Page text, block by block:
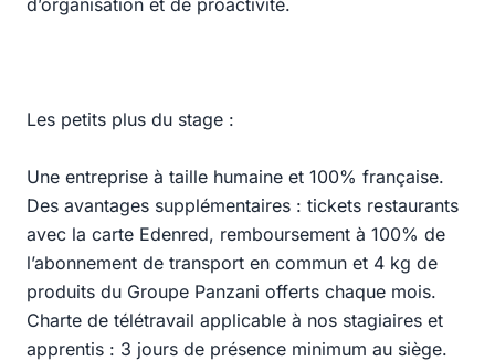
d’organisation et de proactivité.
Les petits plus du stage :
Une entreprise à taille humaine et 100% française.
Des avantages supplémentaires : tickets restaurants
avec la carte Edenred, remboursement à 100% de
l’abonnement de transport en commun et 4 kg de
produits du Groupe Panzani offerts chaque mois.
Charte de télétravail applicable à nos stagiaires et
apprentis : 3 jours de présence minimum au siège.